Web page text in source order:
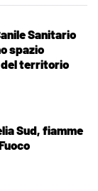
Sanitario
spazio
del territorio
Sud, fiamme